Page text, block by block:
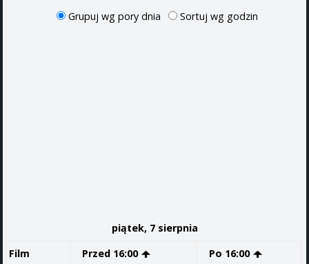
Grupuj wg pory dnia Sortuj wg godzin
piątek, 7 sierpnia
Film
Przed 16:00 Po 16:00